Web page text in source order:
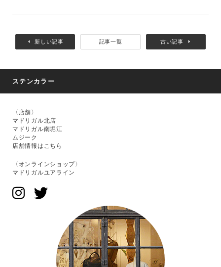
新しい記事 記事一覧 古い記事
ステンカラー
〈店舗〉
マドリガル北店
マドリガル南堀江
ムジーク
店舗情報はこちら
〈オンラインショップ〉
マドリガルユアライン